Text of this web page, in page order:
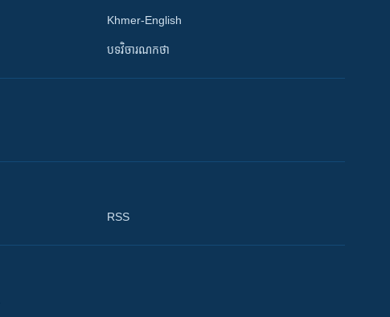
Khmer-English
បទវិចារណកថា
RSS